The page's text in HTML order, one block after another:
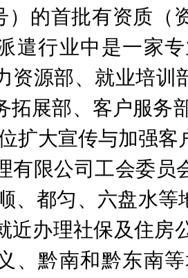
）的首批有资质（
遣行业中是一家
资源部、就业培训
拓展部、客户服务
扩大宣传与加强
有限公司工会委
、都匀、六盘水
近办理社保及住房
、黔南和黔东南